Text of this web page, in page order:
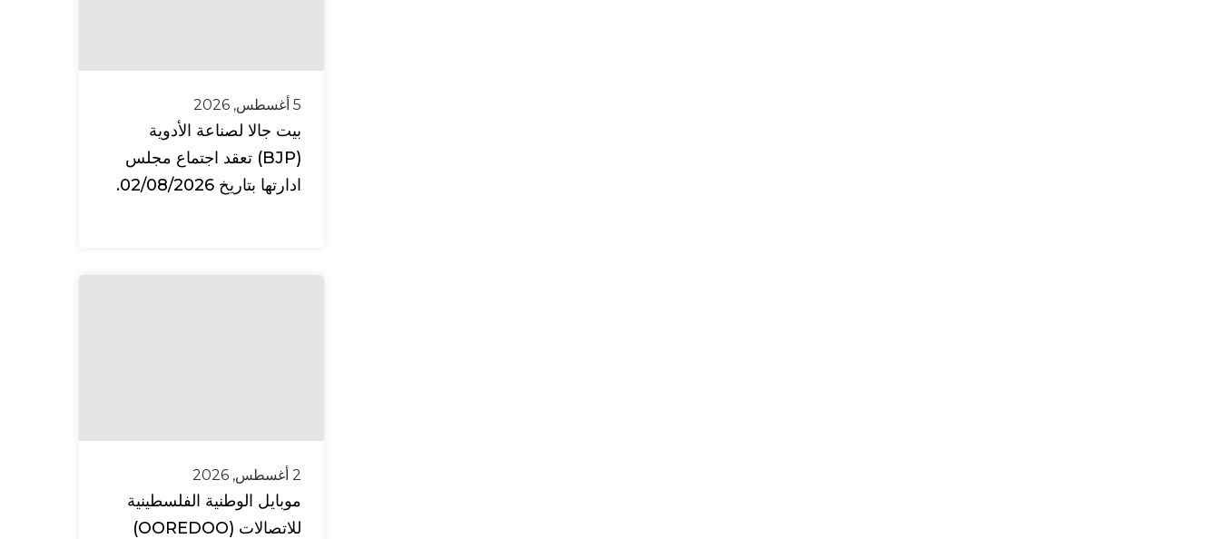
5 أغسطس, 2026
بيت جالا لصناعة الأدوية
(BJP) تعقد اجتماع مجلس
ادارتها بتاريخ 02/08/2026.
2 أغسطس, 2026
موبايل الوطنية الفلسطينية
للاتصالات (OOREDOO)